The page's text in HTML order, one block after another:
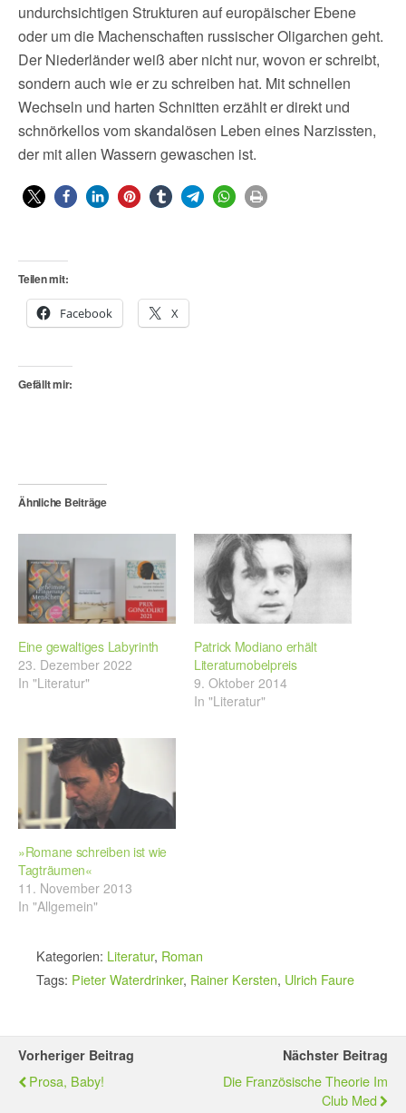
undurchsichtigen Strukturen auf europäischer Ebene
oder um die Machenschaften russischer Oligarchen geht.
Der Niederländer weiß aber nicht nur, wovon er schreibt,
sondern auch wie er zu schreiben hat. Mit schnellen
Wechseln und harten Schnitten erzählt er direkt und
schnörkellos vom skandalösen Leben eines Narzissten,
der mit allen Wassern gewaschen ist.
Teilen mit:
Facebook X
Gefällt mir:
Ähnliche Beiträge
Eine gewaltiges Labyrinth
23. Dezember 2022
In "Literatur"
Patrick Modiano erhält
Literaturnobelpreis
9. Oktober 2014
In "Literatur"
»Romane schreiben ist wie
Tagträumen«
11. November 2013
In "Allgemein"
Kategorien: Literatur, Roman
Tags: Pieter Waterdrinker, Rainer Kersten, Ulrich Faure
Vorheriger Beitrag
Prosa, Baby!
Nächster Beitrag
Die Französische Theorie Im
Club Med